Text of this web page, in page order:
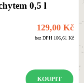
0,5 l
129,00 Kč
bez DPH 106,61 Kč
KOUPIT